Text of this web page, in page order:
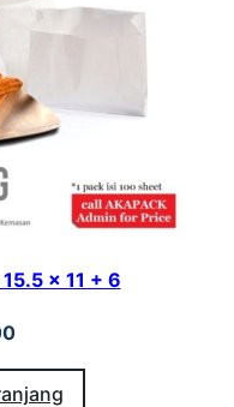
x 11 + 6